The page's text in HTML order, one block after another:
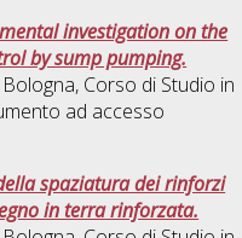
investigation on the
by sump pumping.
Corso di Studio in
ad accesso
spaziatura dei rinforzi
in terra rinforzata.